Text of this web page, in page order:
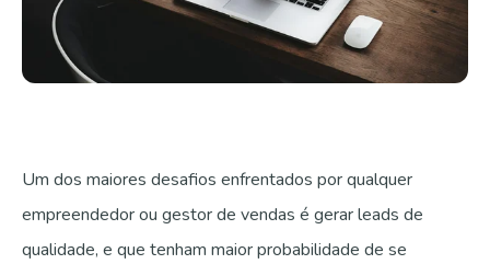
Um dos maiores desafios enfrentados por qualquer
empreendedor ou gestor de vendas é gerar leads de
qualidade, e que tenham maior probabilidade de se